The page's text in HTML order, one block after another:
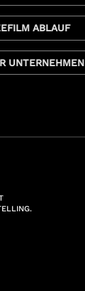
ABLAUF
UNTERNEHMEN